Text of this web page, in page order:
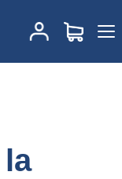
de la carcasse